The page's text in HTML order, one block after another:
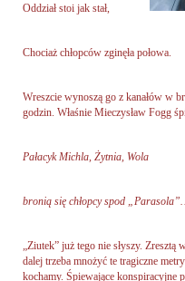
Oddział stoi jak stał,
Chociaż chłopców zginęła połowa.
Wreszcie wynoszą go z kanałów w
godzin. Właśnie Mieczysław Fogg
Pałacyk Michla, Żytnia, Wola
bronią się chłopcy spod
„Ziutek” już tego nie słyszy.
dalej trzeba mnożyć te tragiczne
kochamy. Śpiewające konspiracyjne